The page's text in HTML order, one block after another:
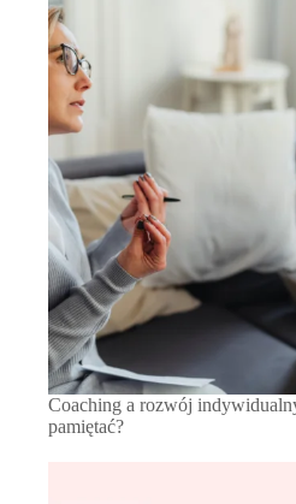
Coaching a rozwój
pamiętać?